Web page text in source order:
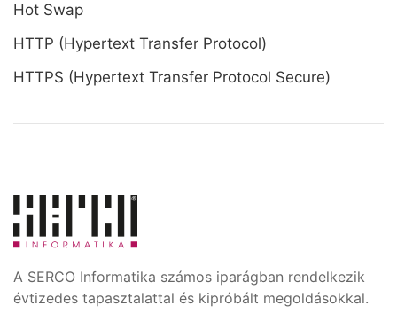
Hot Swap
HTTP (Hypertext Transfer Protocol)
HTTPS (Hypertext Transfer Protocol Secure)
A SERCO Informatika számos iparágban rendelkezik
évtizedes tapasztalattal és kipróbált megoldásokkal.